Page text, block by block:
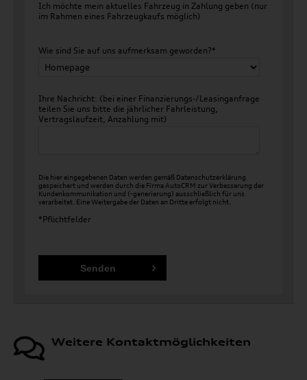
Ich möchte mein aktuelles Fahrzeug in Zahlung geben (nur
im Rahmen eines Fahrzeugkaufs möglich)
Wie sind Sie auf uns aufmerksam geworden?*
Ihre Nachricht: (bei einer Finanzierungs-/Leasinganfrage
teilen Sie uns bitte die jährlicher Fahrleistung,
Vertragslaufzeit, Anzahlung mit)
Die hier eingegebenen Daten werden gemäß Datenschutzerklärung
gespeichert und werden durch die Firma AutoCRM zur Verbesserung der
Kundenkommunikation und (-generierung) ausschließlich für uns
verarbeitet. Eine Weitergabe der Daten an Dritte erfolgt nicht.
*Pflichtfelder
Weitere Kontaktmöglichkeiten